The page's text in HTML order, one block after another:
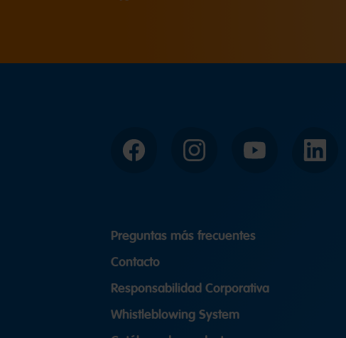
Facebook Instagram YouTube LinkedIn
Preguntas más frecuentes
Contacto
Responsabilidad Corporativa
Whistleblowing System